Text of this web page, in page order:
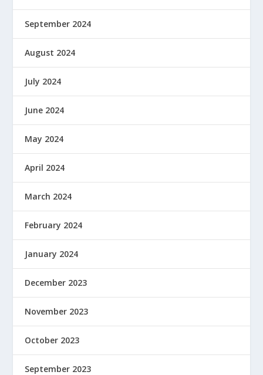
September 2024
August 2024
July 2024
June 2024
May 2024
April 2024
March 2024
February 2024
January 2024
December 2023
November 2023
October 2023
September 2023